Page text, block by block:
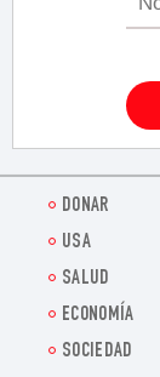
DONAR
USA
SALUD
ECONOMÍA
SOCIEDAD